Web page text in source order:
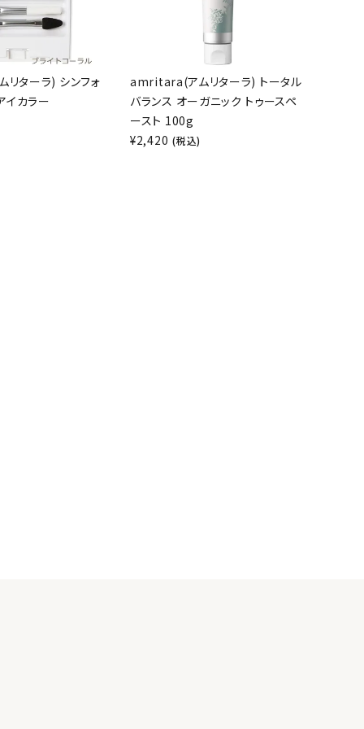
ターラ) シンフォ
イカラー
amritara(アムリターラ) トータル
バランス オーガニック トゥースペ
ースト 100g
¥2,420 (税込)